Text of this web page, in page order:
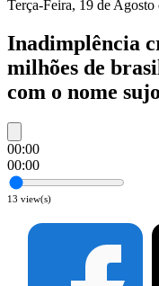
Terça-Feira, 19 de Agosto
Inadimplência
milhões de
com o nome sujo
00:00
00:00
13 view(s)